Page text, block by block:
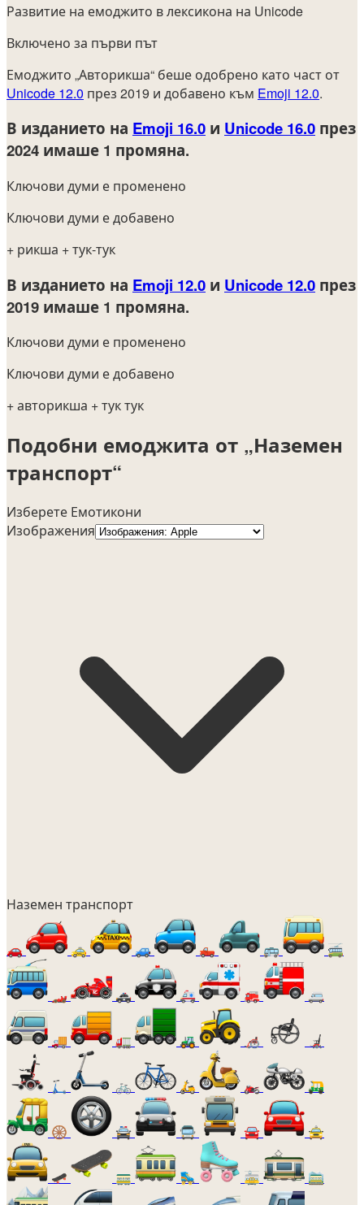
Развитие на емоджито в лексикона на Unicode
Включено за първи път
Емоджито „Авторикша“ беше одобрено като част от
Unicode 12.0 през 2019 и добавено към Emoji 12.0.
В изданието на Emoji 16.0 и Unicode 16.0 през
2024 имаше 1 промяна.
Ключови думи е променено
Ключови думи е добавено
+ рикша + тук-тук
В изданието на Emoji 12.0 и Unicode 12.0 през
2019 имаше 1 промяна.
Ключови думи е променено
Ключови думи е добавено
+ авторикша + тук тук
Подобни емоджита от „Наземен
транспорт“
Изберете Емотикони
Изображения
Наземен транспорт
🚗 🚕 🚙 🛻 🚌 🚎
🏎️ 🚓 🚑 🚒 🚐
🚚 🚛 🚜 🦽 🦼
🛴 🚲 🛵 🏍️ 🛺
🛞 🚔 🚍 🚘 🚖
🛹 🚃 🛼 🚋 🚞